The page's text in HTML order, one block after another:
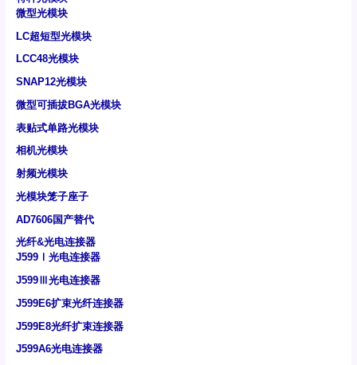
微型光模块
LC超短型光模块
LCC48光模块
SNAP12光模块
微型可插拔BGA光模块
表贴式单路光模块
相机光模块
射频光模块
光模块笼子座子
AD7606国产替代
光纤&光电连接器
J599Ⅰ光电连接器
J599Ⅲ光电连接器
J599E6扩束光纤连接器
J599E8光纤扩束连接器
J599A6光电连接器